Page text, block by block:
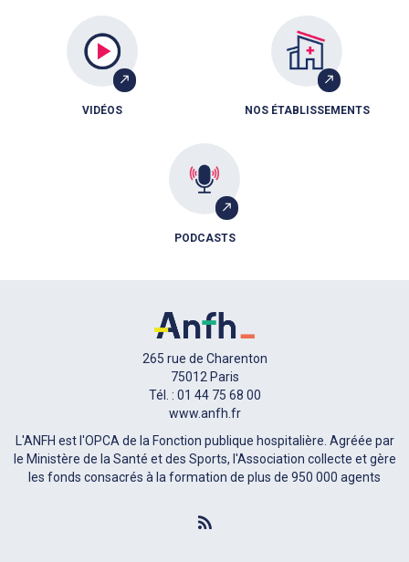
VIDÉOS NOS ÉTABLISSEMENTS
PODCASTS
265 rue de Charenton
75012 Paris
Tél. : 01 44 75 68 00
www.anfh.fr
L'ANFH est l'OPCA de la Fonction publique hospitalière. Agréée par
le Ministère de la Santé et des Sports, l'Association collecte et gère
les fonds consacrés à la formation de plus de 950 000 agents